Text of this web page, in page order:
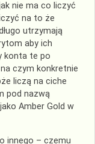
nie ma co liczyć
na to że
utrzymają
aby ich
konta te po
czym konkretnie
liczą na ciche
pod nazwą
Amber Gold w
innego – czemu